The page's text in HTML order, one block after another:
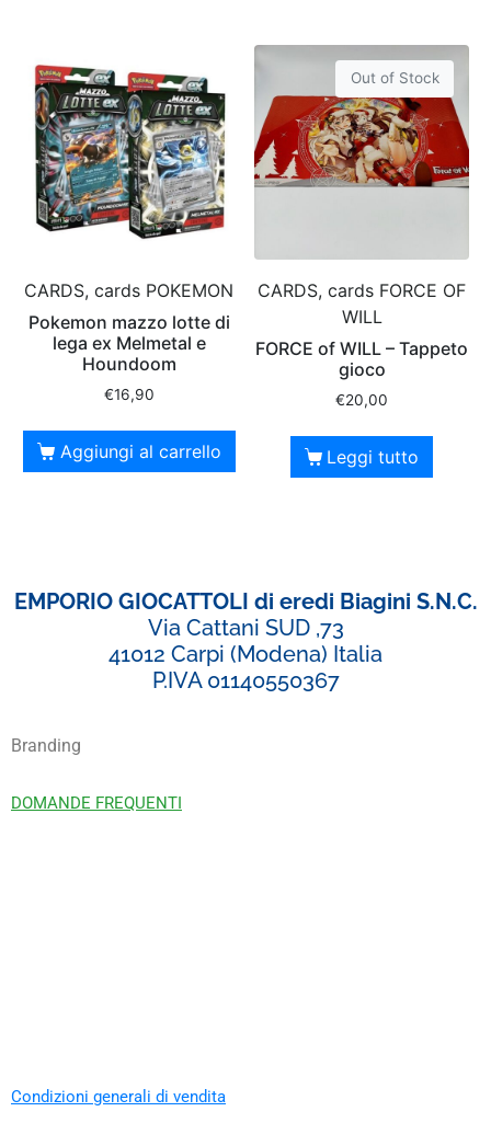
CARDS, cards POKEMON
Pokemon mazzo lotte di
lega ex Melmetal e
Houndoom
€16,90
Aggiungi al carrello
Out of Stock
CARDS, cards FORCE OF
WILL
FORCE of WILL – Tappeto
gioco
€20,00
Leggi tutto
EMPORIO GIOCATTOLI di eredi Biagini S.N.C.
Via Cattani SUD ,73
41012 Carpi (Modena) Italia
P.IVA 01140550367
Branding
DOMANDE FREQUENTI
Condizioni generali di vendita